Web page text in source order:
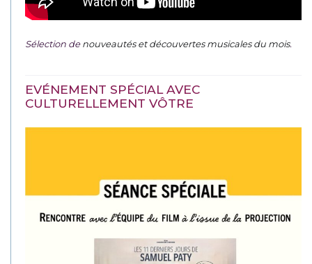
Sélection denouveautés et découvertes musicales du mois.
EVÉNEMENT SPÉCIAL AVEC
CULTURELLEMENT VÔTRE